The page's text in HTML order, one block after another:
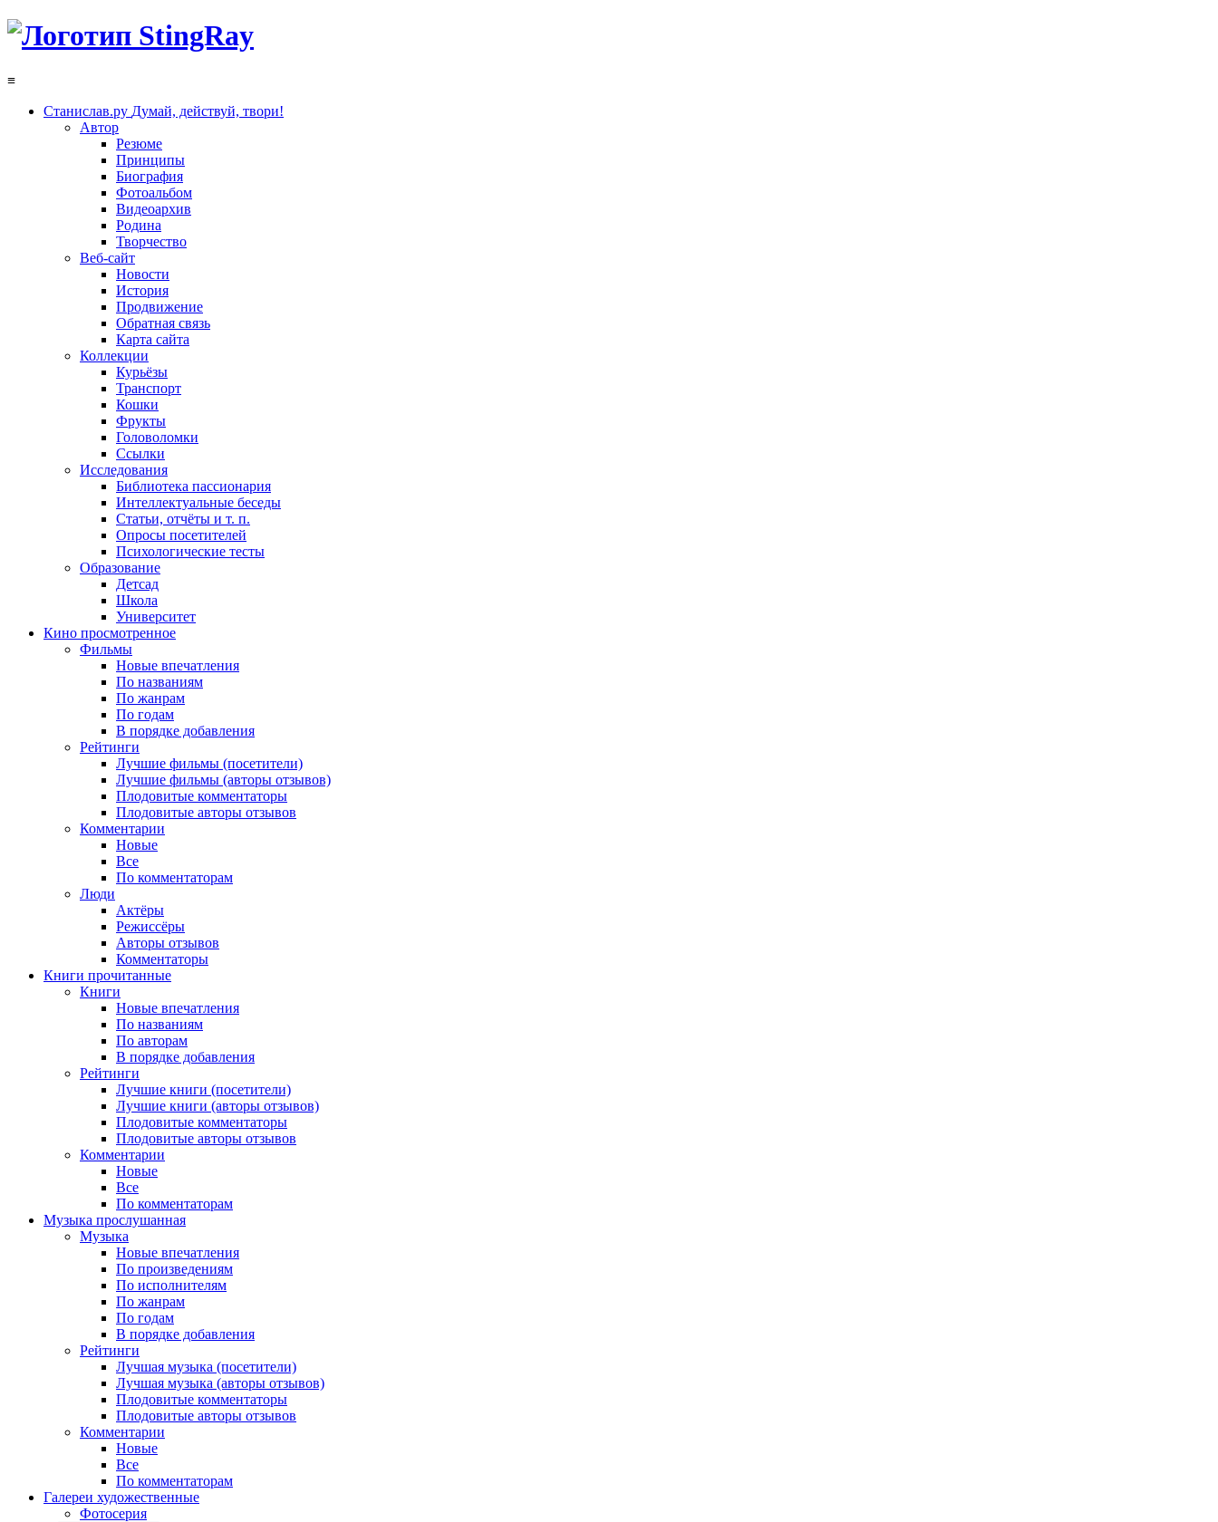
≡
Станислав.ру Думай, действуй, твори!
Автор
Резюме
Принципы
Биография
Фотоальбом
Видеоархив
Родина
Творчество
Веб-сайт
Новости
История
Продвижение
Обратная связь
Карта сайта
Коллекции
Курьёзы
Транспорт
Кошки
Фрукты
Головоломки
Ссылки
Исследования
Библиотека пассионария
Интеллектуальные беседы
Статьи, отчёты и т. п.
Опросы посетителей
Психологические тесты
Образование
Детсад
Школа
Университет
Кино просмотренное
Фильмы
Новые впечатления
По названиям
По жанрам
По годам
В порядке добавления
Рейтинги
Лучшие фильмы (посетители)
Лучшие фильмы (авторы отзывов)
Плодовитые комментаторы
Плодовитые авторы отзывов
Комментарии
Новые
Все
По комментаторам
Люди
Актёры
Режиссёры
Авторы отзывов
Комментаторы
Книги прочитанные
Книги
Новые впечатления
По названиям
По авторам
В порядке добавления
Рейтинги
Лучшие книги (посетители)
Лучшие книги (авторы отзывов)
Плодовитые комментаторы
Плодовитые авторы отзывов
Комментарии
Новые
Все
По комментаторам
Музыка прослушанная
Музыка
Новые впечатления
По произведениям
По исполнителям
По жанрам
По годам
В порядке добавления
Рейтинги
Лучшая музыка (посетители)
Лучшая музыка (авторы отзывов)
Плодовитые комментаторы
Плодовитые авторы отзывов
Комментарии
Новые
Все
По комментаторам
Галереи художественные
Фотосерия